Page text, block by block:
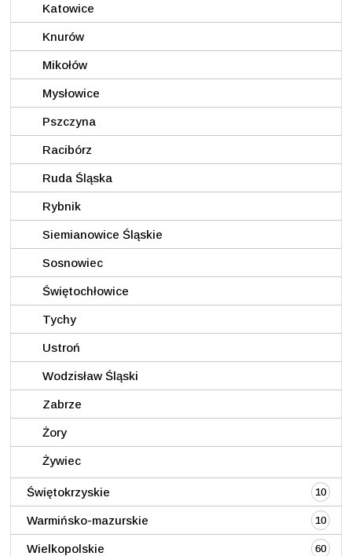
Katowice
Knurów
Mikołów
Mysłowice
Pszczyna
Racibórz
Ruda Śląska
Rybnik
Siemianowice Śląskie
Sosnowiec
Świętochłowice
Tychy
Ustroń
Wodzisław Śląski
Zabrze
Żory
Żywiec
Świętokrzyskie 10
Warmińsko-mazurskie 10
Wielkopolskie 60